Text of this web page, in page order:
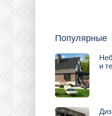
Популярные
и